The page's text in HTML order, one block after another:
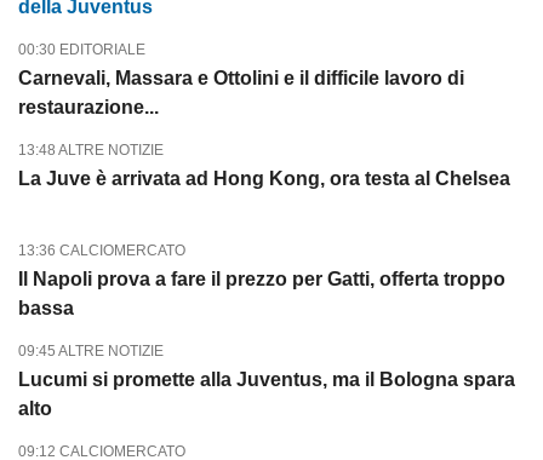
della Juventus
00:30 EDITORIALE
Carnevali, Massara e Ottolini e il difficile lavoro di
restaurazione...
13:48 ALTRE NOTIZIE
La Juve è arrivata ad Hong Kong, ora testa al Chelsea
13:36 CALCIOMERCATO
Il Napoli prova a fare il prezzo per Gatti, offerta troppo
bassa
09:45 ALTRE NOTIZIE
Lucumi si promette alla Juventus, ma il Bologna spara
alto
09:12 CALCIOMERCATO